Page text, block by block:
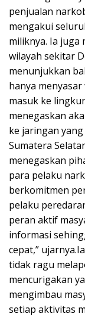
penjualan
mengakui
miliknya. Ia juga
wilayah sekitar
menunjukkan
hanya
masuk ke
menegaskan
ke jaringan
Sumatera
menegaskan
para pelaku
berkomitmen
pelaku
peran aktif
informasi
cepat,”
tidak ragu
mencurigakan
mengimbau
setiap aktivitas